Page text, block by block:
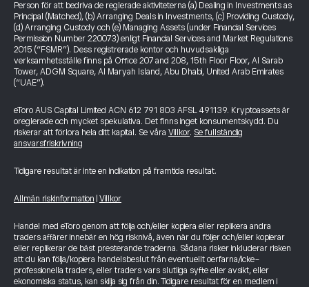
Person för att bedriva de reglerade aktiviteterna (a) Dealing in Investments as
Principal (Matched), (b) Arranging Deals in Investments, (c) Providing Custody,
(d) Arranging Custody och (e) Managing Assets (under Financial Services
Permission Number 220073) enligt Financial Services and Market Regulations
2015 (“FSMR”). Dess registrerade kontor och huvudsakliga
verksamhetsställe finns på Office 207 and 208, 15th Floor Floor, Al Sarab
Tower, ADGM Square, Al Maryah Island, Abu Dhabi, United Arab Emirates
(“UAE”).
eToro AUS Capital Limited ACN 612 791 803 AFSL 491139. Kryptoassets är
oreglerade och mycket spekulativa. Det finns inget konsumentskydd. Du
riskerar att förlora hela ditt kapital. Se våra Villkor. Se fullständig
ansvarsfriskrivning
Tidigare resultat är inte en indikation på framtida resultat.
Allmän riskinformation Villkor
Handel med eToro genom att följa och/eller kopiera eller replikera andra
traders affärer innebär en hög risknivå, även när du följer och/eller kopierar
eller replikerar de bäst presterande traderna. Sådana risker inkluderar risken
att du kan följa/kopiera handelsbeslut från eventuellt oerfarna/icke-
professionella traders, eller traders vars slutliga syfte eller avsikt, eller
ekonomiska status, kan skilja sig från din. Tidigare resultat för en medlem i